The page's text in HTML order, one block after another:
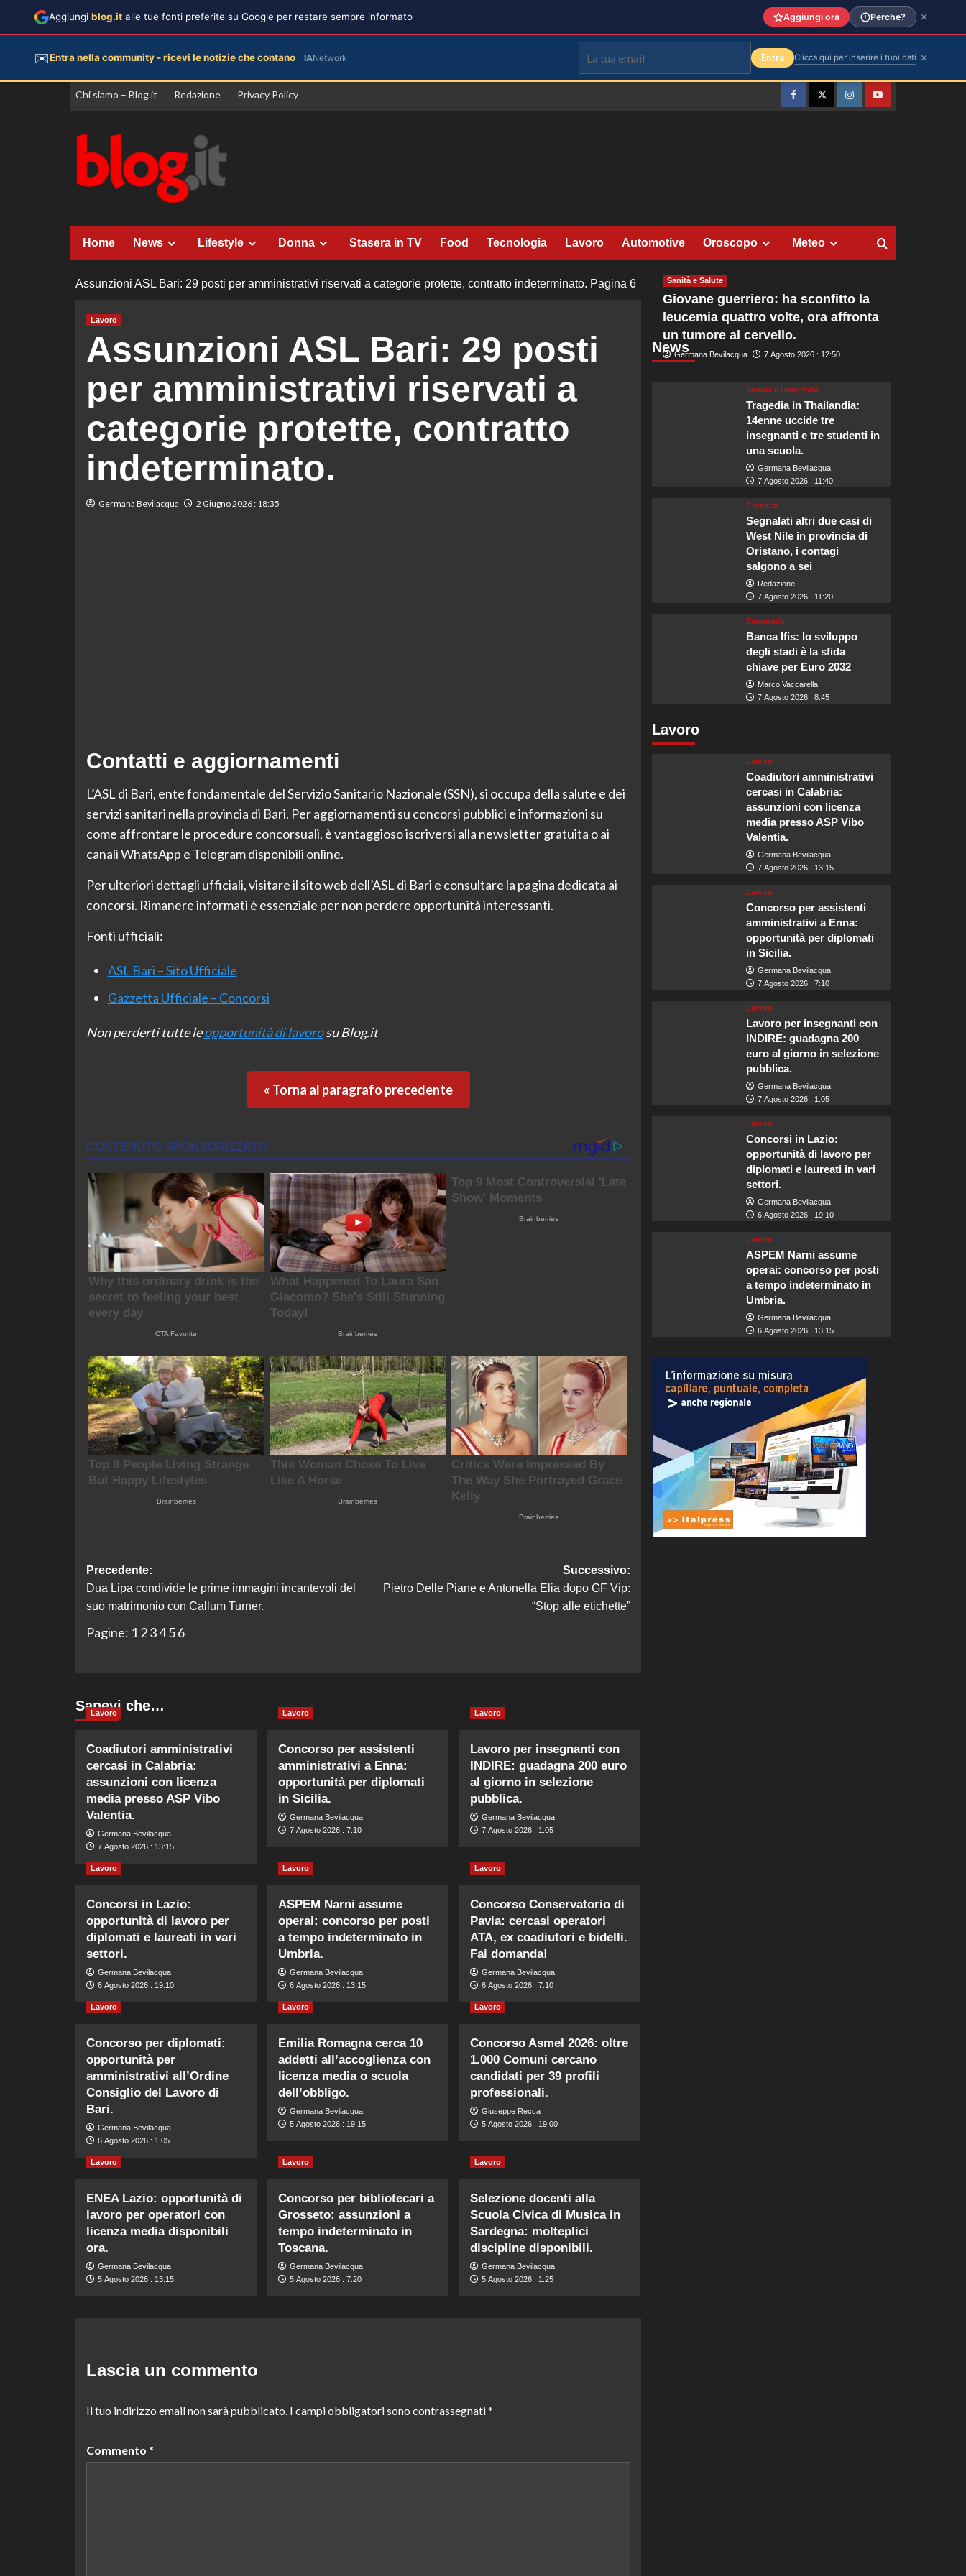
Vai
Chi siamo – Blog.it Redazione Privacy Policy
FacebookTwitterInstagramYouTube
Home News Lifestyle Donna Stasera in TV Food Tecnologia Lavoro Automotive Oroscopo Meteo
Assunzioni ASL Bari: 29 posti per amministrativi riservati a categorie protette, contratto indeterminato. Pagina 6
Lavoro
Assunzioni ASL Bari: 29 posti
per amministrativi riservati a
categorie protette, contratto
indeterminato.
Germana Bevilacqua 2 Giugno 2026 : 18:35
Contatti e aggiornamenti
L’ASL di Bari, ente fondamentale del Servizio Sanitario Nazionale (SSN), si occupa della salute e dei
servizi sanitari nella provincia di Bari. Per aggiornamenti su concorsi pubblici e informazioni su
come affrontare le procedure concorsuali, è vantaggioso iscriversi alla newsletter gratuita o ai
canali WhatsApp e Telegram disponibili online.
Per ulteriori dettagli ufficiali, visitare il sito web dell’ASL di Bari e consultare la pagina dedicata ai
concorsi. Rimanere informati è essenziale per non perdere opportunità interessanti.
Fonti ufficiali:
ASL Bari – Sito Ufficiale
Gazzetta Ufficiale – Concorsi
Non perderti tutte leopportunità di lavorosu Blog.it
« Torna al paragrafo precedente
Navigazione
articolo
Precedente:
Dua Lipa condivide le prime immagini incantevoli del
suo matrimonio con Callum Turner.
Successivo:
Pietro Delle Piane e Antonella Elia dopo GF Vip:
“Stop alle etichette”
Pagine: 1 2 34 5 6
Sapevi che…
Lavoro
Coadiutori amministrativi
cercasi in Calabria:
assunzioni con licenza
media presso ASP Vibo
Valentia.
Germana Bevilacqua
7 Agosto 2026 : 13:15
Lavoro
Concorso per assistenti
amministrativi a Enna:
opportunità per diplomati
in Sicilia.
Germana Bevilacqua
7 Agosto 2026 : 7:10
Lavoro
Lavoro per insegnanti con
INDIRE: guadagna 200 euro
al giorno in selezione
pubblica.
Germana Bevilacqua
7 Agosto 2026 : 1:05
Lavoro
Concorsi in Lazio:
opportunità di lavoro per
diplomati e laureati in vari
settori.
Germana Bevilacqua
6 Agosto 2026 : 19:10
Lavoro
ASPEM Narni assume
operai: concorso per posti
a tempo indeterminato in
Umbria.
Germana Bevilacqua
6 Agosto 2026 : 13:15
Lavoro
Concorso Conservatorio di
Pavia: cercasi operatori
ATA, ex coadiutori e bidelli.
Fai domanda!
Germana Bevilacqua
6 Agosto 2026 : 7:10
Lavoro
Concorso per diplomati:
opportunità per
amministrativi all’Ordine
Consiglio del Lavoro di
Bari.
Germana Bevilacqua
6 Agosto 2026 : 1:05
Lavoro
Emilia Romagna cerca 10
addetti all’accoglienza con
licenza media o scuola
dell’obbligo.
Germana Bevilacqua
5 Agosto 2026 : 19:15
Lavoro
Concorso Asmel 2026: oltre
1.000 Comuni cercano
candidati per 39 profili
professionali.
Giuseppe Recca
5 Agosto 2026 : 19:00
Lavoro
ENEA Lazio: opportunità di
lavoro per operatori con
licenza media disponibili
ora.
Germana Bevilacqua
5 Agosto 2026 : 13:15
Lavoro
Concorso per bibliotecari a
Grosseto: assunzioni a
tempo indeterminato in
Toscana.
Germana Bevilacqua
5 Agosto 2026 : 7:20
Lavoro
Selezione docenti alla
Scuola Civica di Musica in
Sardegna: molteplici
discipline disponibili.
Germana Bevilacqua
5 Agosto 2026 : 1:25
Lascia un commento
Il tuo indirizzo email non sarà pubblicato. I campi obbligatori sono contrassegnati*
Commento *
News
Sanità e Salute
Giovane guerriero: ha sconfitto la
leucemia quattro volte, ora affronta
un tumore al cervello.
Germana Bevilacqua 7 Agosto 2026 : 12:50
Scuola e Università
Tragedia in Thailandia:
14enne uccide tre
insegnanti e tre studenti in
una scuola.
Germana Bevilacqua
7 Agosto 2026 : 11:40
Cronaca
Segnalati altri due casi di
West Nile in provincia di
Oristano, i contagi
salgono a sei
Redazione
7 Agosto 2026 : 11:20
Economia
Banca Ifis: lo sviluppo
degli stadi è la sfida
chiave per Euro 2032
Marco Vaccarella
7 Agosto 2026 : 8:45
Lavoro
Lavoro
Coadiutori amministrativi
cercasi in Calabria:
assunzioni con licenza
media presso ASP Vibo
Valentia.
Germana Bevilacqua
7 Agosto 2026 : 13:15
Lavoro
Concorso per assistenti
amministrativi a Enna:
opportunità per diplomati
in Sicilia.
Germana Bevilacqua
7 Agosto 2026 : 7:10
Lavoro
Lavoro per insegnanti con
INDIRE: guadagna 200
euro al giorno in selezione
pubblica.
Germana Bevilacqua
7 Agosto 2026 : 1:05
Lavoro
Concorsi in Lazio:
opportunità di lavoro per
diplomati e laureati in vari
settori.
Germana Bevilacqua
6 Agosto 2026 : 19:10
Lavoro
ASPEM Narni assume
operai: concorso per posti
a tempo indeterminato in
Umbria.
Germana Bevilacqua
6 Agosto 2026 : 13:15
Aggiungi blog.it alle tue fonti preferite su Google per restare sempre informato Aggiungi ora Perche?
✉️Entra nella community - ricevi le notizie che contano IANetwork Entra Clicca qui per inserire i tuoi dati